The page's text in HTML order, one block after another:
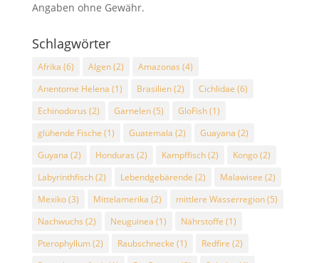
Angaben ohne Gewähr.
Schlagwörter
Afrika (6) Algen(2) Amazonas (4)
Anentome Helena (1) Brasilien(2) Cichlidae (6)
Echinodorus (2) Garnelen(5) GloFish(1)
glühende Fische (1) Guatemala (2) Guayana (2)
Guyana (2) Honduras (2) Kampffisch(2) Kongo(2)
Labyrinthfisch(2) Lebendgebärende (2) Malawisee (2)
Mexiko(3) Mittelamerika (2) mittlere Wasserregion(5)
Nachwuchs (2) Neuguinea (1) Nährstoffe (1)
Pterophyllum(2) Raubschnecke (1) Redfire (2)